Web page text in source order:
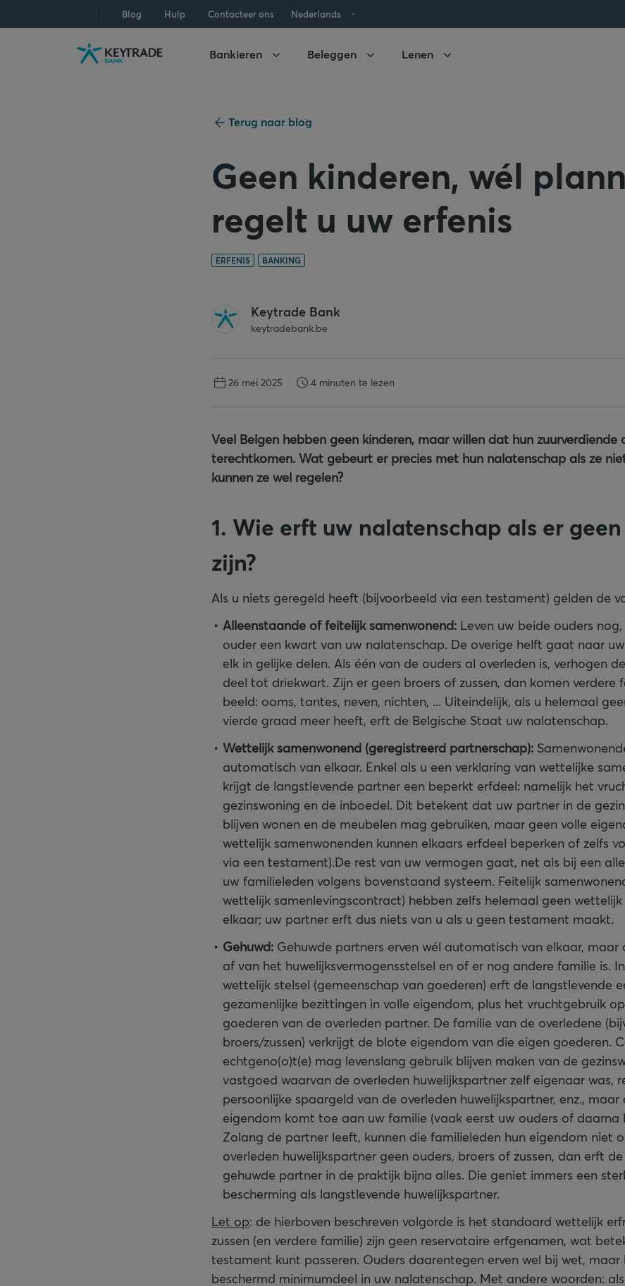
navigatie
aanmelden
inhoud
Blog Hulp Contacteer ons Nederlands
Bankieren Beleggen Lenen
Terug naar blog
Geen kinderen, wél
regelt u uw erfenis
ERFENIS BANKING
Keytrade Bank
keytradebank.be
26 mei 2025 4 minuten te lezen
Veel Belgen hebben geen kinderen, maar willen dat hun
terechtkomen. Wat gebeurt er precies met hun nalatenschap als ze
kunnen ze wel regelen?
1. Wie erft uw nalatenschap als er
zijn?
Als u niets geregeld heeft (bijvoorbeeld via een testament) gelden de
Alleenstaande of feitelijk samenwonend: Leven uw beide ouders
ouder een kwart van uw nalatenschap. De overige helft gaat naar uw
elk in gelijke delen. Als één van de ouders al overleden is, verhogen
deel tot driekwart. Zijn er geen broers of zussen, dan komen verdere
beeld: ooms, tantes, neven, nichten, ... Uiteindelijk, als u helemaal
vierde graad meer heeft, erft de Belgische Staat uw nalatenschap.
Wettelijk samenwonend (geregistreerd partnerschap):
automatisch van elkaar. Enkel als u een verklaring van wettelijke
krijgt de langstlevende partner een beperkt erfdeel: namelijk het
gezinswoning en de inboedel. Dit betekent dat uw partner in de
blijven wonen en de meubelen mag gebruiken, maar geen volle
wettelijk samenwonenden kunnen elkaars erfdeel beperken of zelfs
via een testament).De rest van uw vermogen gaat, net als bij een
uw familieleden volgens bovenstaand systeem. Feitelijk
wettelijk samenlevingscontract) hebben zelfs helemaal geen
elkaar; uw partner erft dus niets van u als u geen testament maakt.
Gehuwd: Gehuwde partners erven wél automatisch van elkaar, maar
af van het huwelijksvermogensstelsel en of er nog andere familie is.
wettelijk stelsel (gemeenschap van goederen) erft de langstlevende
gezamenlijke bezittingen in volle eigendom, plus het vruchtgebruik
goederen van de overleden partner. De familie van de overledene
broers/zussen) verkrijgt de blote eigendom van die eigen goederen.
echtgeno(o)t(e) mag levenslang gebruik blijven maken van de
vastgoed waarvan de overleden huwelijkspartner zelf eigenaar was,
persoonlijke spaargeld van de overleden huwelijkspartner, enz., maar
eigendom komt toe aan uw familie (vaak eerst uw ouders of daarna
Zolang de partner leeft, kunnen die familieleden hun eigendom niet
overleden huwelijkspartner geen ouders, broers of zussen, dan erft
gehuwde partner in de praktijk bijna alles. Die geniet immers een
bescherming als langstlevende huwelijkspartner.
Let op: de hierboven beschreven volgorde is het standaard wettelijk
zussen (en verdere familie) zijn geen reservataire erfgenamen, wat
testament kunt passeren. Ouders daarentegen erven wel bij wet, maar
beschermd minimumdeel in uw nalatenschap. Met andere woorden: